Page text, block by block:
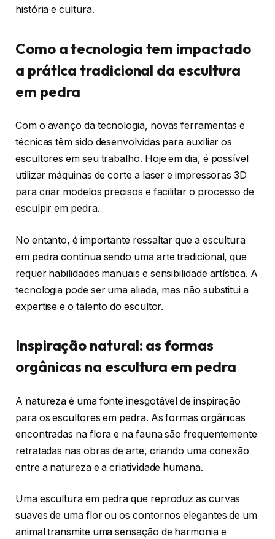
história e cultura.
Como a tecnologia tem impactado
a prática tradicional da escultura
em pedra
Com o avanço da tecnologia, novas ferramentas e
técnicas têm sido desenvolvidas para auxiliar os
escultores em seu trabalho. Hoje em dia, é possível
utilizar máquinas de corte a laser e impressoras 3D
para criar modelos precisos e facilitar o processo de
esculpir em pedra.
No entanto, é importante ressaltar que a escultura
em pedra continua sendo uma arte tradicional, que
requer habilidades manuais e sensibilidade artística. A
tecnologia pode ser uma aliada, mas não substitui a
expertise e o talento do escultor.
Inspiração natural: as formas
orgânicas na escultura em pedra
A natureza é uma fonte inesgotável de inspiração
para os escultores em pedra. As formas orgânicas
encontradas na flora e na fauna são frequentemente
retratadas nas obras de arte, criando uma conexão
entre a natureza e a criatividade humana.
Uma escultura em pedra que reproduz as curvas
suaves de uma flor ou os contornos elegantes de um
animal transmite uma sensação de harmonia e